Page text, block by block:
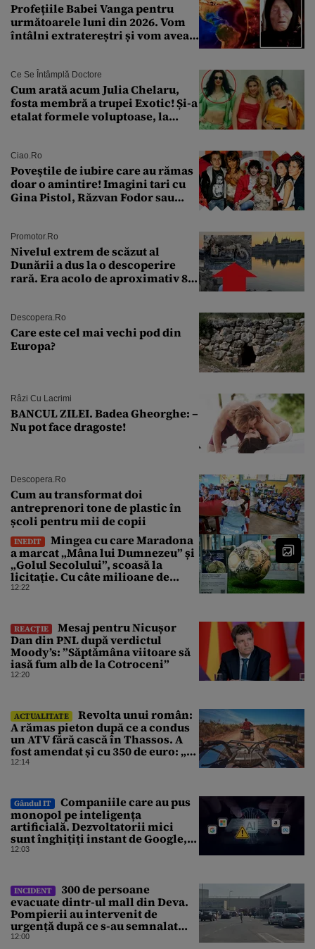
Profețiile Babei Vanga pentru
următoarele luni din 2026. Vom
întâlni extratereștri și vom avea
Ce Se Întâmplă Doctore
Cum arată acum Julia Chelaru,
fosta membră a trupei Exotic! Și-a
etalat formele voluptoase, la
Ciao.ro
Poveştile de iubire care au rămas
doar o amintire! Imagini tari cu
Gina Pistol, Răzvan Fodor sau
Promotor.ro
Nivelul extrem de scăzut al
Dunării a dus la o descoperire
rară. Era acolo de aproximativ 80
Descopera.ro
Care este cel mai vechi pod din
Europa?
Râzi Cu Lacrimi
BANCUL ZILEI. Badea Gheorghe: –
Nu pot face dragoste!
Descopera.ro
Cum au transformat doi
antreprenori tone de plastic în
școli pentru mii de copii
INEDIT
Mingea cu care Maradona
a marcat „Mâna lui Dumnezeu” și
„Golul Secolului”, scoasă la
licitație. Cu câte milioane de
dolari ar putea fi vândută
12:22
REACȚIE
Mesaj pentru Nicușor
Dan din PNL după verdictul
Moody’s: ”Săptămâna viitoare să
iasă fum alb de la Cotroceni”
12:20
ACTUALITATE
Revolta unui român:
A rămas pieton după ce a condus
un ATV fără cască în Thassos. A
fost amendat și cu 350 de euro: „Vi
se pare normal?”
12:14
Gândul IT
Companiile care au pus
monopol pe inteligența
artificială. Dezvoltatorii mici
sunt înghițiți instant de Google,
Amazon sau Microsoft
12:03
INCIDENT
300 de persoane
evacuate dintr-ul mall din Deva.
Pompierii au intervenit de
urgență după ce s-au semnalat
degajări mari de fum
12:00